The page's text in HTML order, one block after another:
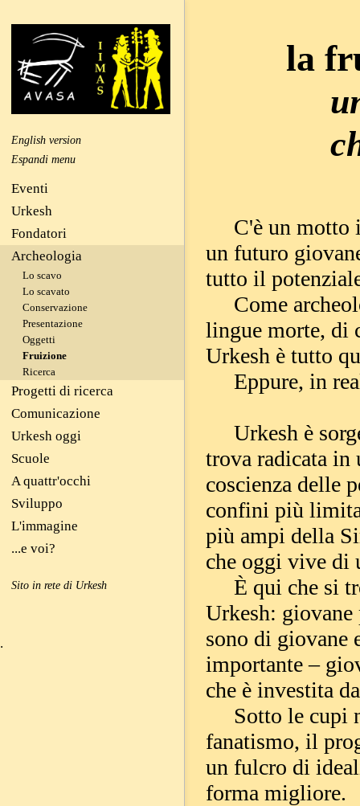
English version
Eventi
Urkesh
Fondatori
Archeologia
Lo scavo
Lo scavato
Conservazione
Presentazione
Oggetti
Fruizione
Ricerca
Progetti di ricerca
Comunicazione
Urkesh oggi
Scuole
A quattr'occhi
Sviluppo
L'immagine
...e voi?
Sito in rete di Urkesh
.
la
C'è un motto
un futuro
tutto il
Come
lingue morte, di
Urkesh è tutto
Eppure, in
Urkesh è
trova radicata in
coscienza delle
confini più
più ampi della
che oggi vive di
È qui che si
Urkesh:
sono di giovane
importante –
che è investita
Sotto le cupi
fanatismo, il
un fulcro di
forma migliore.